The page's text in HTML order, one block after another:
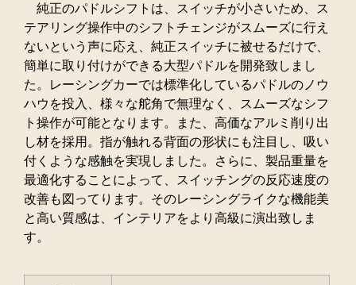
純正のパドルシフトは、スイッチが小さいため、ス
テアリング操作中のシフトチェンジがスムーズに行え
ないという声に応え、純正スイッチに被せるだけで、
簡単に取り付けができる大型パドルを開発致しまし
た。レーシングカーでは標準化しているパドルのノウ
ハウを投入、様々な舵角で無理なく、スムーズなシフ
ト操作が可能となります。また、高価なアルミ削り出
し材を採用。指が触れる背面の形状にも注目し、吸い
付くような感触を実現しました。さらに、製品重量を
最適化することによって、スイッチングの反応速度の
改善も図ってります。そのレーシングライクな機能美
と高い質感は、インテリアをより高級に演出致しま
す。